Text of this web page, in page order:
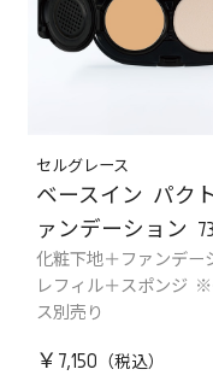
セルグレース
ベースイン パク
ァンデーション
化粧下地＋ファンデー
レフィル＋スポンジ ※
ス別売り
￥7,150